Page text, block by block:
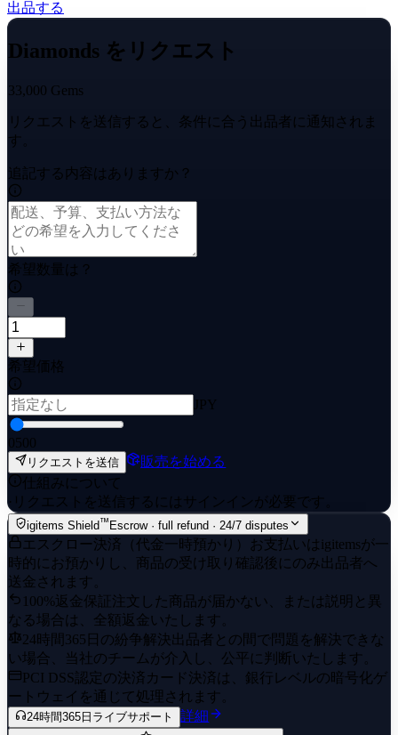
出品する
Diamonds をリクエスト
33,000 Gems
リクエストを送信すると、条件に合う出品者に通知されま
す。
追記する内容はありますか？
希望数量は？
希望価格
JPY
0500
リクエストを送信
販売を始める
仕組みについて
· リクエストを送信するにはサインインが必要です。
igitems Shield™Escrow · full refund · 24/7 disputes
エスクロー決済（代金一時預かり）
お支払いはigitemsが一
時的にお預かりし、商品の受け取り確認後にのみ出品者へ
送金されます。
100%返金保証 注文した商品が届かない、または説明と異
なる場合は、全額返金いたします。
24時間365日の紛争解決出品者との間で問題を解決できな
い場合、当社のチームが介入し、公平に判断いたします。
PCI DSS認定の決済 カード決済は、銀行レベルの暗号化ゲ
ートウェイを通じて処理されます。
24時間365日ライブサポート 詳細